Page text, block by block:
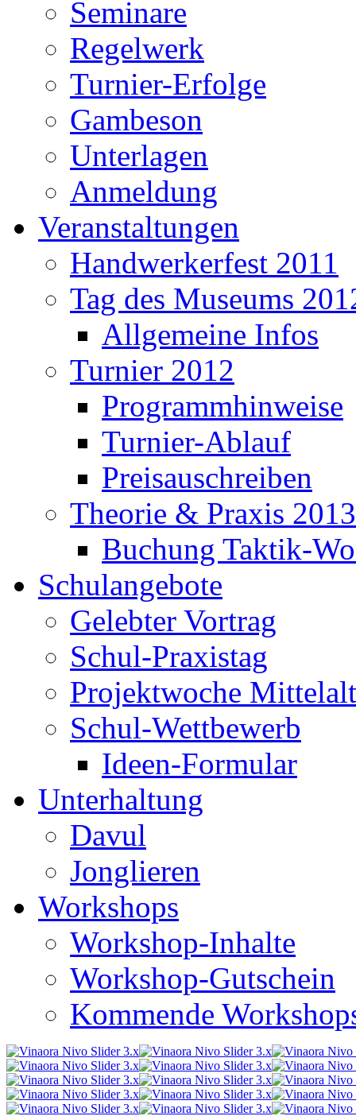
Seminare
Regelwerk
Turnier-Erfolge
Gambeson
Unterlagen
Anmeldung
Veranstaltungen
Handwerkerfest 2011
Tag des Museums
Allgemeine Infos
Turnier 2012
Programmhinweise
Turnier-Ablauf
Preisauschreiben
Theorie & Praxis 2013
Buchung Taktik-
Schulangebote
Gelebter Vortrag
Schul-Praxistag
Projektwoche
Schul-Wettbewerb
Ideen-Formular
Unterhaltung
Davul
Jonglieren
Workshops
Workshop-Inhalte
Workshop-Gutschein
Kommende